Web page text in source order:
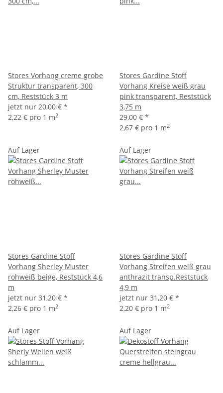
Stores Vorhang creme grobe
Struktur transparent, 300
cm, Reststück 3 m
jetzt nur 20,00 € *
2,22 € pro 1 m2
Stores Gardine Stoff
Vorhang Kreise weiß grau
pink transparent, Reststück
3,75 m
29,00 € *
2,67 € pro 1 m2
Auf Lager
Stores Gardine Stoff
Vorhang Sherley Muster
rohweiß beige, Reststück 4,6
m
jetzt nur 31,20 € *
2,26 € pro 1 m2
Auf Lager
Stores Gardine Stoff
Vorhang Streifen weiß grau
anthrazit transp.Reststück
4,9 m
jetzt nur 31,20 € *
2,20 € pro 1 m2
Auf Lager Auf Lager